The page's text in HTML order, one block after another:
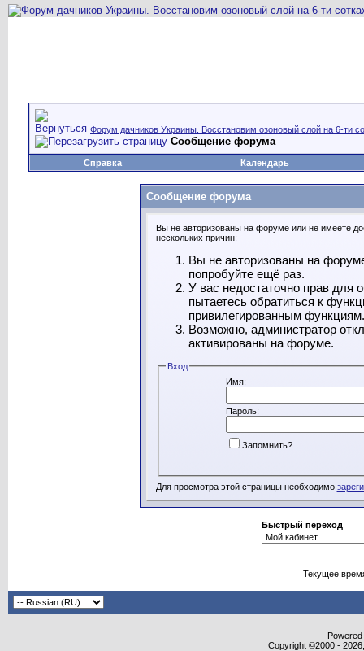
Форум дачников Украины. Восстановим озоновый слой на 6-ти
Сообщение форума
Справка Календарь
Сообщение форума
Вы не авторизованы на форуме или не имеете
нескольких причин:
Вы не авторизованы на
попробуйте ещё раз.
У вас недостаточно прав для
пытаетесь обратиться к
привилегированным функциям.
Возможно, администратор
активированы на форуме.
Вход
Имя:
Пароль:
Запомнить?
Для просмотра этой страницы необходимо
Быстрый переход
Текущее
Copyright ©2000 -